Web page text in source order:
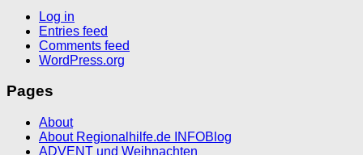
Log in
Entries feed
Comments feed
WordPress.org
Pages
About
About Regionalhilfe.de INFOBlog
ADVENT und Weihnachten